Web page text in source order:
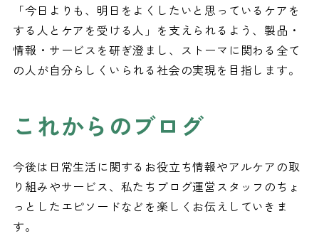
「今日よりも、明日をよくしたいと思っているケアを
する人とケアを受ける人」を支えられるよう、製品・
情報・サービスを研ぎ澄まし、ストーマに関わる全て
の人が自分らしくいられる社会の実現を目指します。
これからのブログ
今後は日常生活に関するお役立ち情報やアルケアの取
り組みやサービス、私たちブログ運営スタッフのちょ
っとしたエピソードなどを楽しくお伝えしていきま
す。